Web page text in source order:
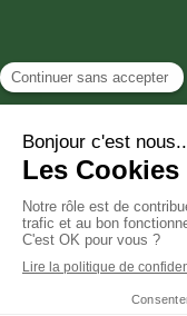
Création et
Site partenaire de